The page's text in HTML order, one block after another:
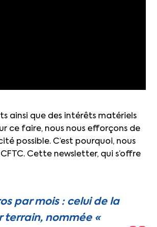
ainsi que des intérêts matériels
ce faire, nous nous efforçons de
possible. C’est pourquoi, nous
Cette newsletter, qui s’offre
par mois : celui de la
terrain, nommée «